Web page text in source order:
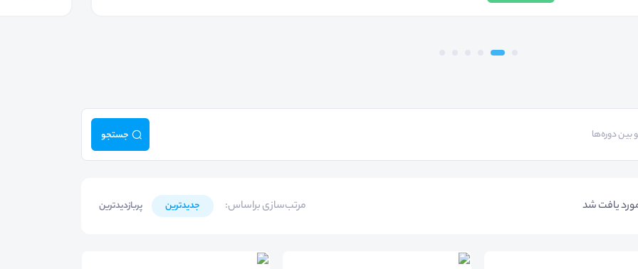
جستجو
یافت شد مرتب‌سازی براساس: جدیدترین پربازدیدترین